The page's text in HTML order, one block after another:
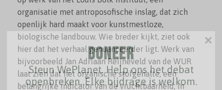
organisatie met antroposofische inslag, dat zich
openlijk hard maakt voor kunstmestloze,
biologische landbouw. Wie breder kijkt, ziet ook
hier dat het verhaal genuanceerder ligt. Werk van
bijvoorbeeld Jan Adriaan Reijneveld van de WUR
laat zien dat het organische stofgehalte, een
belangrijke indicator van de vruchtbaarheid, in
Doneer
Steun WePlanet. Help ons het debat
openbreken. Elke bijdrage is welkom.
×